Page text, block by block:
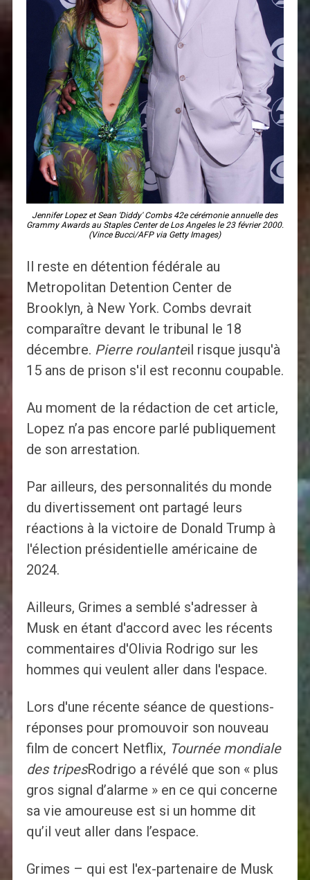
Jennifer Lopez et Sean 'Diddy' Combs 42e cérémonie annuelle des
Grammy Awards au Staples Center de Los Angeles le 23 février 2000.
(Vince Bucci/AFP via Getty Images)
Il reste en détention fédérale au
Metropolitan Detention Center de
Brooklyn, à New York. Combs devrait
comparaître devant le tribunal le 18
décembre. Pierre roulanteil risque jusqu'à
15 ans de prison s'il est reconnu coupable.
Au moment de la rédaction de cet article,
Lopez n’a pas encore parlé publiquement
de son arrestation.
Par ailleurs, des personnalités du monde
du divertissement ont partagé leurs
réactions à la victoire de Donald Trump à
l'élection présidentielle américaine de
2024.
Ailleurs, Grimes a semblé s'adresser à
Musk en étant d'accord avec les récents
commentaires d'Olivia Rodrigo sur les
hommes qui veulent aller dans l'espace.
Lors d'une récente séance de questions-
réponses pour promouvoir son nouveau
film de concert Netflix, Tournée mondiale
des tripesRodrigo a révélé que son « plus
gros signal d’alarme » en ce qui concerne
sa vie amoureuse est si un homme dit
qu’il veut aller dans l’espace.
Grimes – qui est l'ex-partenaire de Musk